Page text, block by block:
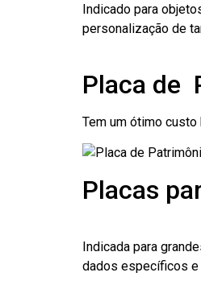
Indicado para
personalização de
Placa de
Tem um ótimo
Placas
Indicada para
dados específicos e